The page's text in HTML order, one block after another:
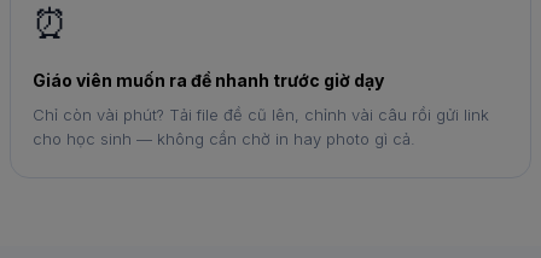
⏰
Giáo viên muốn ra đề nhanh trước giờ dạy
Chỉ còn vài phút? Tải file đề cũ lên, chỉnh vài câu rồi gửi link
cho học sinh — không cần chờ in hay photo gì cả.